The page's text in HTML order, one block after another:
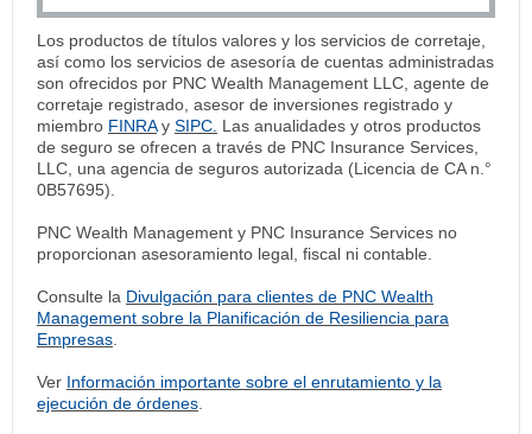
Los productos de títulos valores y los servicios de corretaje,
así como los servicios de asesoría de cuentas administradas
son ofrecidos por PNC Wealth Management LLC, agente de
corretaje registrado, asesor de inversiones registrado y
miembro FINRAy SIPC. Las anualidades y otros productos
de seguro se ofrecen a través de PNC Insurance Services,
LLC, una agencia de seguros autorizada (Licencia de CA n.°
0B57695).
PNC Wealth Management y PNC Insurance Services no
proporcionan asesoramiento legal, fiscal ni contable.
Consulte la Divulgación para clientes de PNC Wealth
Management sobre la Planificación de Resiliencia para
Empresas
Ver Información importante sobre el enrutamiento y la
ejecución de órdenes